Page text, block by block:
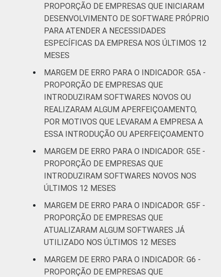
Dados coletados entre setembro de 2014 e
março de 2015.
Fonte: NIC.br - set 2014 / mar 2015
PROPORÇÃO DE EMPRESAS QUE INICIARAM
DESENVOLVIMENTO DE SOFTWARE PRÓPRIO
PARA ATENDER A NECESSIDADES
ESPECÍFICAS DA EMPRESA NOS ÚLTIMOS 12
MESES
MARGEM DE ERRO PARA O INDICADOR: G5A -
PROPORÇÃO DE EMPRESAS QUE
INTRODUZIRAM SOFTWARES NOVOS OU
REALIZARAM ALGUM APERFEIÇOAMENTO,
POR MOTIVOS QUE LEVARAM A EMPRESA A
ESSA INTRODUÇÃO OU APERFEIÇOAMENTO
MARGEM DE ERRO PARA O INDICADOR: G5E -
PROPORÇÃO DE EMPRESAS QUE
INTRODUZIRAM SOFTWARES NOVOS NOS
ÚLTIMOS 12 MESES
MARGEM DE ERRO PARA O INDICADOR: G5F -
PROPORÇÃO DE EMPRESAS QUE
ATUALIZARAM ALGUM SOFTWARES JÁ
UTILIZADO NOS ÚLTIMOS 12 MESES
MARGEM DE ERRO PARA O INDICADOR: G6 -
PROPORÇÃO DE EMPRESAS QUE